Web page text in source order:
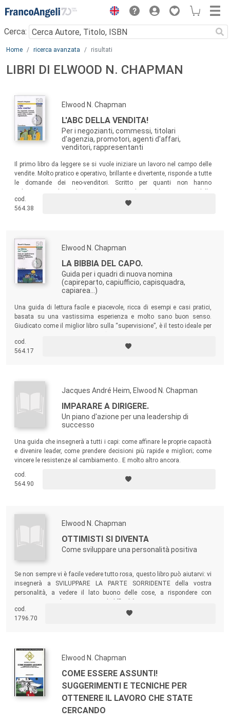
Menu
Cerca:
Main content
Home ricerca avanzata risultati
LIBRI DI ELWOOD N. CHAPMAN
Elwood N. Chapman
L'ABC DELLA VENDITA!
Per i negozianti, commessi, titolari
d'agenzia, promotori, agenti d'affari,
venditori, rappresentanti
Il primo libro da leggere se si vuole iniziare un lavoro nel campo delle
vendite. Molto pratico e operativo, brillante e divertente, risponde a tutte
le domande dei neo-venditori. Scritto per quanti non hanno
vendita di successo.
cod.
564.38
Elwood N. Chapman
LA BIBBIA DEL CAPO.
Guida per i quadri di nuova nomina
(capireparto, capiufficio, capisquadra,
capiarea...)
Una guida di lettura facile e piacevole, ricca di esempi e casi pratici,
basata su una vastissima esperienza e molto sano buon senso.
Giudicato come il miglior libro sulla “supervisione”, è il testo ideale per
esperienza).
cod.
564.17
Jacques André Heim, Elwood N. Chapman
IMPARARE A DIRIGERE.
Un piano d'azione per una leadership di
successo
Una guida che insegnerà a tutti i capi: come affinare le proprie capacità
e divenire leader, come prendere decisioni più rapide e migliori; come
vincere le resistenze al cambiamento.. E molto altro ancora.
cod.
564.90
Elwood N. Chapman
OTTIMISTI SI DIVENTA
Come sviluppare una personalità positiva
Se non sempre vi è facile vedere tutto rosa, questo libro può aiutarvi: vi
insegnerà a SVILUPPARE LA PARTE SORRIDENTE della vostra
personalità, a vedere il lato buono delle cose, a rispondere con
cod.
1796.70
Elwood N. Chapman
COME ESSERE ASSUNTI!
SUGGERIMENTI E TECNICHE PER
OTTENERE IL LAVORO CHE STATE
CERCANDO